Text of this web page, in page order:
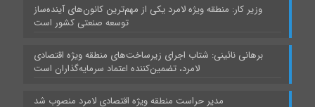
وزیر کار: منطقه ویژه لامرد یکی از مهم‌ترین کانون‌های آینده‌ساز
توسعه صنعتی کشور است
برهانی نائینی: شتاب اجرای زیرساخت‌های منطقه ویژه اقتصادی
لامرد، تضمین‌کننده اعتماد سرمایه‌گذاران است
مدیر حراست منطقه ویژه اقتصادی لامرد منصوب شد